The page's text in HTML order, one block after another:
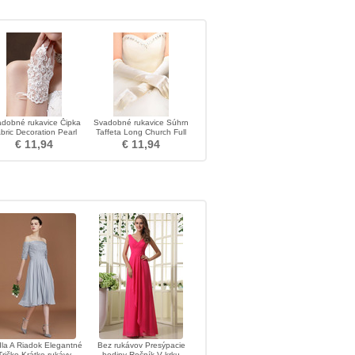
rukavice Čipka
Decoration Pearl
Summer Mitten Short
€ 11,94
Svadobné rukavice Súhrn
Taffeta Long Church Full
Finger Spring
€ 11,94
A Riadok Elegantné
Bez rukávov Presýpacie